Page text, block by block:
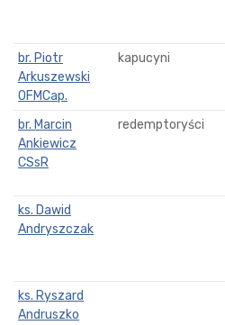
br. Piotr
Arkuszewski
OFMCap.
kapucyni
br. Marcin
Ankiewicz
CSsR
redemptoryści
ks. Dawid
Andryszczak
ks. Ryszard
Andruszko